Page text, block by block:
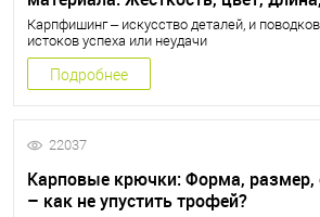
нагрузка
Карпфишинг – искусство деталей, и
истоков успеха или неудачи
Подробнее
22037
Карповые крючки: Форма, размер,
– как не упустить трофей?